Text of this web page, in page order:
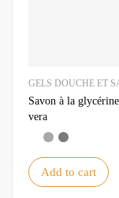
GELS DOUCHE ET
Savon à la
vera
Add to cart